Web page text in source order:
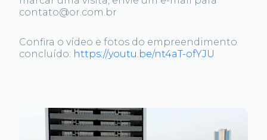
contato@or.com.br
Confira o vídeo e fotos do empreendimento
concluído: https://youtu.be/nt4aT-ofYJU